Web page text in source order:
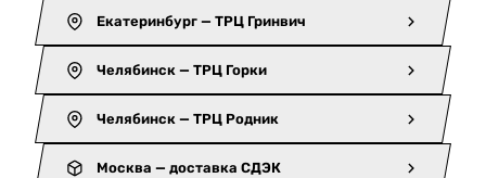
Екатеринбург — ТРЦ Гринвич
Челябинск — ТРЦ Горки
Челябинск — ТРЦ Родник
Москва — доставка СДЭК